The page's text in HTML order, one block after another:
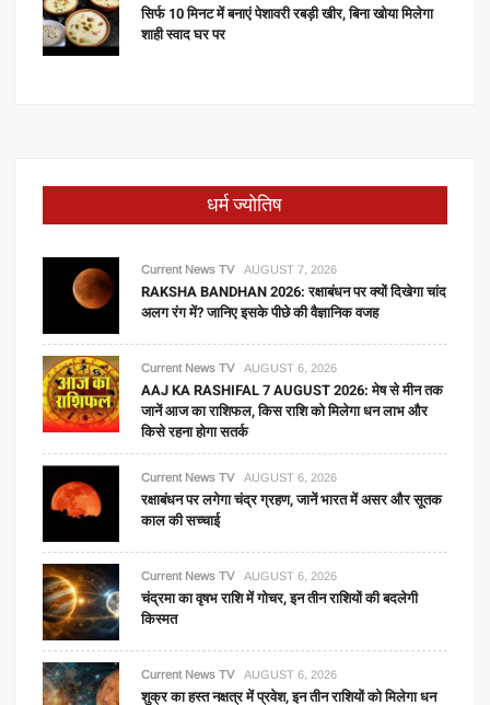
सिर्फ 10 मिनट में बनाएं पेशावरी रबड़ी खीर, बिना खोया मिलेगा
शाही स्वाद घर पर
धर्म ज्योतिष
Current News TV AUGUST 7, 2026
RAKSHA BANDHAN 2026: रक्षाबंधन पर क्यों दिखेगा चांद
अलग रंग में? जानिए इसके पीछे की वैज्ञानिक वजह
Current News TV AUGUST 6, 2026
AAJ KA RASHIFAL 7 AUGUST 2026: मेष से मीन तक
जानें आज का राशिफल, किस राशि को मिलेगा धन लाभ और
किसे रहना होगा सतर्क
Current News TV AUGUST 6, 2026
रक्षाबंधन पर लगेगा चंद्र ग्रहण, जानें भारत में असर और सूतक
काल की सच्चाई
Current News TV AUGUST 6, 2026
चंद्रमा का वृषभ राशि में गोचर, इन तीन राशियों की बदलेगी
किस्मत
Current News TV AUGUST 6, 2026
शुक्र का हस्त नक्षत्र में प्रवेश, इन तीन राशियों को मिलेगा धन